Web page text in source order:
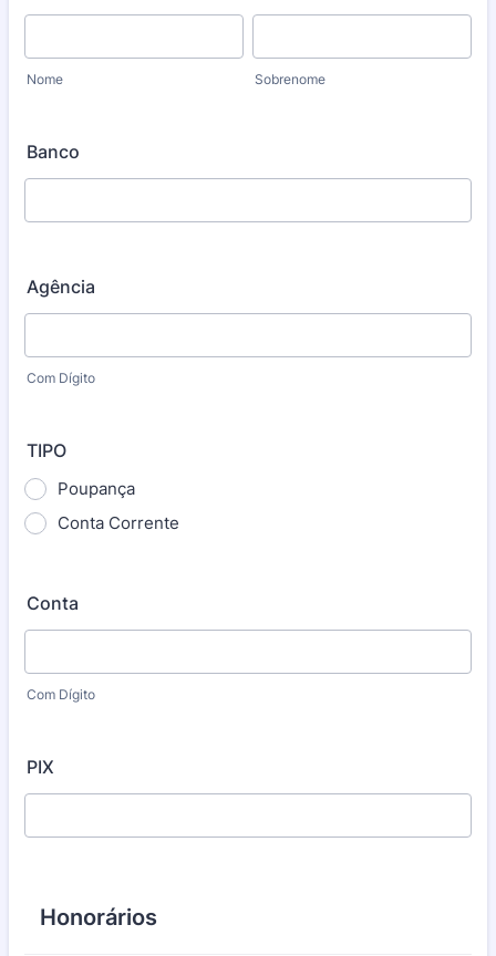
Nome Sobrenome
Banco
Agência
Com Dígito
TIPO
Poupança
Conta Corrente
Conta
Com Dígito
PIX
Honorários